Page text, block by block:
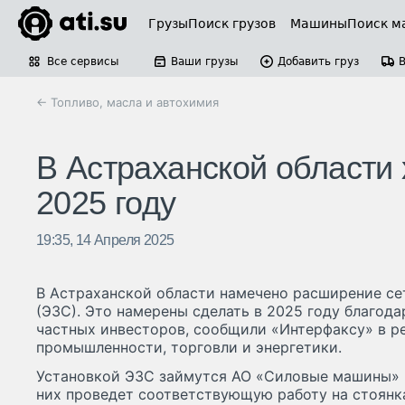
ГрузыПоиск грузов МашиныПоиск
Все сервисы Ваши грузы Добавить груз
← Топливо, масла и автохимия
В Астраханской
2025 году
19:35, 14 Апреля 2025
В Астраханской области намечено расширение
(ЭЗС). Это намерены сделать в 2025 году
частных инвесторов, сообщили «Интерфаксу» в
промышленности, торговли и энергетики.
Установкой ЭЗС займутся АО «Силовые машины»
них проведет соответствующую работу на